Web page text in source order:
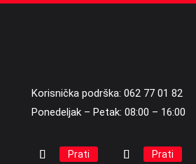
Korisnička podrška: 062 77 01 82
Ponedeljak – Petak: 08:00 – 16:00
Prati Prati